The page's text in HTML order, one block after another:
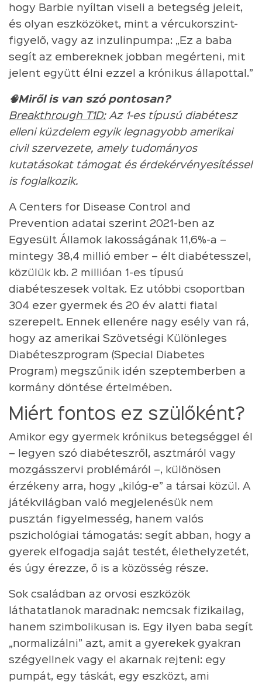
hogy Barbie nyíltan viseli a betegség jeleit,
és olyan eszközöket, mint a vércukorszint-
figyelő, vagy az inzulinpumpa: „Ez a baba
segít az embereknek jobban megérteni, mit
jelent együtt élni ezzel a krónikus állapottal.”
🧠Miről is van szó pontosan?
Breakthrough T1D:Az 1-es típusú diabétesz
elleni küzdelem egyik legnagyobb amerikai
civil szervezete, amely tudományos
kutatásokat támogat és érdekérvényesítéssel
is foglalkozik.
A Centers for Disease Control and
Prevention adatai szerint 2021-ben az
Egyesült Államok lakosságának 11,6%-a –
mintegy 38,4 millió ember – élt diabétesszel,
közülük kb. 2 millióan 1-es típusú
diabéteszesek voltak. Ez utóbbi csoportban
304 ezer gyermek és 20 év alatti fiatal
szerepelt. Ennek ellenére nagy esély van rá,
hogy az amerikai Szövetségi Különleges
Diabéteszprogram (Special Diabetes
Program) megszűnik idén szeptemberben a
kormány döntése értelmében.
Miért fontos ez szülőként?
Amikor egy gyermek krónikus betegséggel él
– legyen szó diabéteszről, asztmáról vagy
mozgásszervi problémáról –, különösen
érzékeny arra, hogy „kilóg-e” a társai közül. A
játékvilágban való megjelenésük nem
pusztán figyelmesség, hanem valós
pszichológiai támogatás: segít abban, hogy a
gyerek elfogadja saját testét, élethelyzetét,
és úgy érezze, ő is a közösség része.
Sok családban az orvosi eszközök
láthatatlanok maradnak: nemcsak fizikailag,
hanem szimbolikusan is. Egy ilyen baba segít
„normalizálni” azt, amit a gyerekek gyakran
szégyellnek vagy el akarnak rejteni: egy
pumpát, egy táskát, egy eszközt, ami